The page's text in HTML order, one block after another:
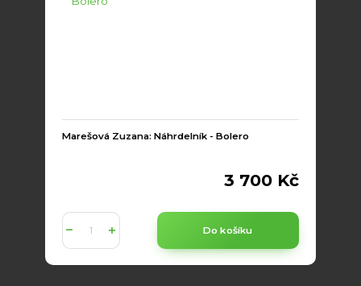
Marešová Zuzana: Náhrdelník - Bolero
3 700 Kč
Do košíku